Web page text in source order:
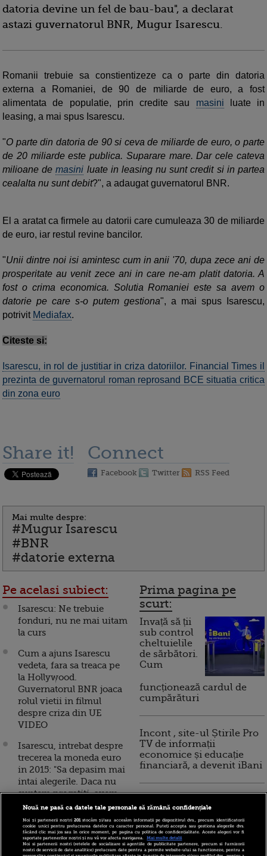
datoria devine un fel de bau-bau", a declarat
astazi guvernatorul BNR, Mugur Isarescu.
Romanii trebuie sa constientizeze ca o parte din datoria
externa a Romaniei, de 90 de miliarde de euro, a fost
alimentata de populatie, prin credite sau masini luate in
leasing, a mai spus Isarescu.
"O parte din datoria de 90 si ceva de miliarde de euro, o parte
de 20 miliarde este publica. Suparare mare. Dar cele cateva
milioane demasini luate in leasing nu sunt credit si in partea
cealalta nu sunt debit?", a adaugat guvernatorul BNR.
El a aratat ca firmele au datorii care cumuleaza 30 de miliarde
de euro, iar restul revine bancilor.
"Unii dintre noi isi amintesc cum in anii '70, dupa zece ani de
prosperitate au venit zece ani in care ne-am platit datoria. A
fost o crima economica. Solutia Romaniei este sa avem o
datorie pe care s-o putem gestiona", a mai spus Isarescu,
potrivit Mediafax.
Citeste si:
Isarescu, in rol de justitiar in criza datoriilor. Financial Times il
prezinta de guvernatorul roman reprosand BCE situatia critica
din zona euro
Share it! Connect
Facebook Twitter RSS Feed
Mai multe despre:
#Mugur Isarescu
#BNR
#datorie externa
Pe acelasi subiect:
Isarescu: Ne trebuie
fonduri, nu ne mai uitam
la curs
Cum a ajuns Isarescu
vedeta, fara sa treaca pe
la Hollywood.
Guvernatorul BNR joaca
rolul vietii in filmul
despre criza din UE
VIDEO
Isarescu, intrebat despre
trecerea la moneda euro
in 2015: "Sa depasim mai
intai alegerile. Daca nu
suntem pregatiti, avem
destul timp sa schimbam
termenul"
Boc: Romania nu este
prinsa in criza datoriilor
Prima pagina pe
scurt:
Invață să ții
sub control
cheltuielile
de sărbători.
Cum
funcționează cardul de
cumpărături
Incont , site-ul Știrile Pro
TV de informații
economice și educație
financiară, a devenit iBani
financiare inteligente
Nouă ne pasă ca datele tale personale să rămână confidențiale
Noi și partenerii noștri201stocăm și/sau accesăm informații pe dispozitivul dvs., precum identificatorii
cookie unici pentru prelucrarea datelor cu caracter personal. Puteți accepta sau gestiona alegerile dvs.
făcând clic mai jos sau în orice moment, pe pagina cu politica de confidențialitate. Aceste alegeri vor fi
raportate partenerilor noștri și nu vă vor afecta navigarea.
Mai multe detalii
Noi si partenerii nostri (retelele de socializare si agentiile de publicitate partenere, precum si furnizorii
nostri de servicii de date analitice) prelucram date pentru a permite website-ului sa functioneze, pentru a